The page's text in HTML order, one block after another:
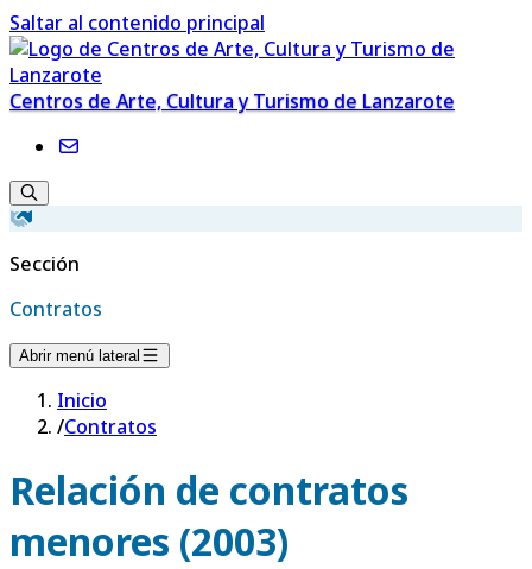
Saltar al contenido principal
Centros de Arte, Cultura y Turismo de Lanzarote
Sección
Contratos
Abrir menú lateral
Inicio
/Contratos
Relación de contratos
menores (2003)